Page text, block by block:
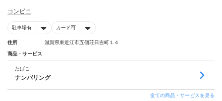
コンビニ
駐車場有 カード可
住所 滋賀県東近江市五個荘日吉町１４
商品・サービス
たばこ
ナンバリング
全ての商品・サービスを見る